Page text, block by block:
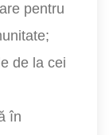
pentru
de la cei
în